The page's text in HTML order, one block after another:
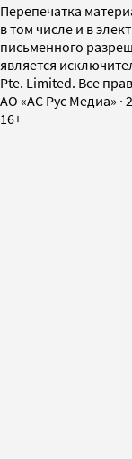
Перепечатка
в том числе и в
письменного
является
Pte. Limited. Все
AO «АС Рус Медиа» ·
16+